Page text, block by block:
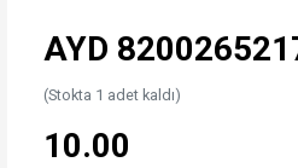
AYD
(Stokta 1 adet kaldı)
10.00